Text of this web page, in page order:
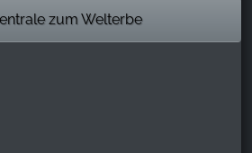
zum Welterbe